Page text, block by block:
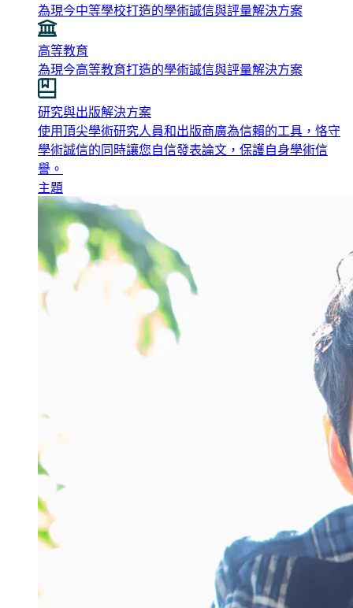
為現今中等學校打造的學術誠信與評量解決方案
高等教育
為現今高等教育打造的學術誠信與評量解決方案
研究與出版解決方案
使用頂尖學術研究人員和出版商廣為信賴的工具，恪守
學術誠信的同時讓您自信發表論文，保護自身學術信
譽。
主題